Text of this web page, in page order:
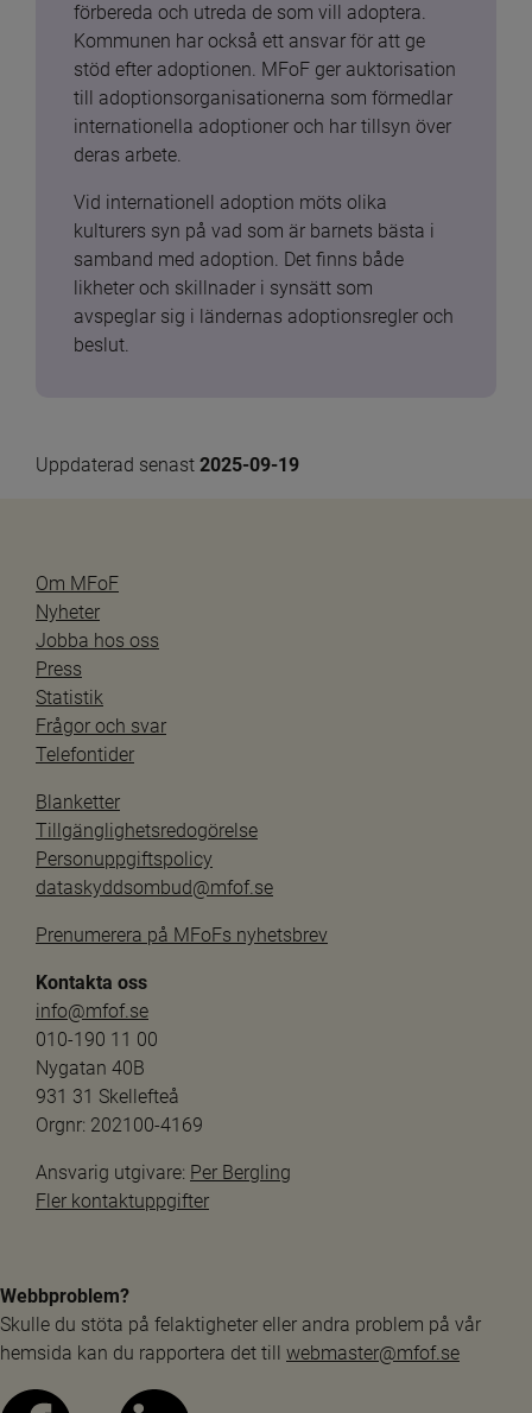
förbereda och utreda de som vill adoptera.
Kommunen har också ett ansvar för att ge
stöd efter adoptionen. MFoF ger auktorisation
till adoptionsorganisationerna som förmedlar
internationella adoptioner och har tillsyn över
deras arbete.
Vid internationell adoption möts olika
kulturers syn på vad som är barnets bästa i
samband med adoption. Det finns både
likheter och skillnader i synsätt som
avspeglar sig i ländernas adoptionsregler och
beslut.
Uppdaterad senast 2025-09-19
Om MFoF
Nyheter
Jobba hos oss
Press
Statistik
Frågor och svar
Telefontider
Blanketter
Tillgänglighetsredogörelse
Personuppgiftspolicy
dataskyddsombud@mfof.se
Prenumerera på MFoFs nyhetsbrev
Kontakta oss
info@mfof.se
010-190 11 00
Nygatan 40B
931 31 Skellefteå
Orgnr: 202100-4169
Ansvarig utgivare: Per Bergling
Fler kontaktuppgifter
Webbproblem?
Skulle du stöta på felaktigheter eller andra problem på vår
hemsida kan du rapportera det till webmaster@mfof.se